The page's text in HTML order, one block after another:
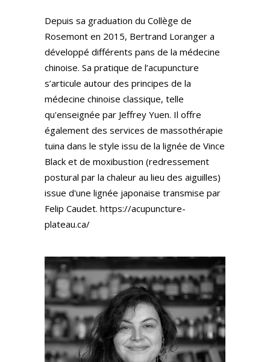
Depuis sa graduation du Collège de
Rosemont en 2015, Bertrand Loranger a
développé différents pans de la médecine
chinoise. Sa pratique de l’acupuncture
s’articule autour des principes de la
médecine chinoise classique, telle
qu'enseignée par Jeffrey Yuen. Il offre
également des services de massothérapie
tuina dans le style issu de la lignée de Vince
Black et de moxibustion (redressement
postural par la chaleur au lieu des aiguilles)
issue d'une lignée japonaise transmise par
Felip Caudet. https://acupuncture-
plateau.ca/